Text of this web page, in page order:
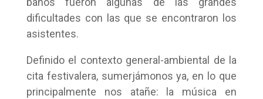
dificultades con las que se encontraron los
asistentes.
Definido el contexto general-ambiental de la
cita festivalera, sumerjámonos ya, en lo que
principalmente nos atañe: la música en